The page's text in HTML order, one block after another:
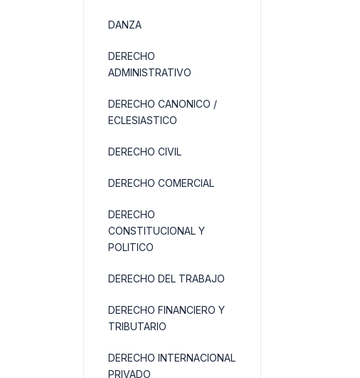
DANZA
DERECHO
ADMINISTRATIVO
DERECHO CANONICO /
ECLESIASTICO
DERECHO CIVIL
DERECHO COMERCIAL
DERECHO
CONSTITUCIONAL Y
POLITICO
DERECHO DEL TRABAJO
DERECHO FINANCIERO Y
TRIBUTARIO
DERECHO INTERNACIONAL
PRIVADO